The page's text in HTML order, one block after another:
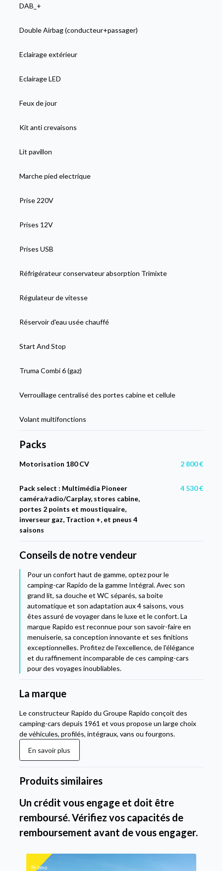
DAB_+
Double Airbag (conducteur+passager)
Eclairage extérieur
Eclairage LED
Feux de jour
Kit anti crevaisons
Lit pavillon
Marche pied electrique
Prise 220V
Prises 12V
Prises USB
Réfrigérateur conservateur absorption Trimixte
Régulateur de vitesse
Réservoir d'eau usée chauffé
Start And Stop
Truma Combi 6 (gaz)
Verrouillage centralisé des portes cabine et cellule
Volant multifonctions
Packs
Motorisation 180 CV 2 800 €
Pack select : Multimédia Pioneer
caméra/radio/Carplay, stores cabine,
portes 2 points et moustiquaire,
inverseur gaz, Traction +, et pneus 4
saisons
4 530 €
Conseils de notre vendeur
Pour un confort haut de gamme, optez pour le
camping-car Rapido de la gamme Intégral. Avec son
grand lit, sa douche et WC séparés, sa boite
automatique et son adaptation aux 4 saisons, vous
êtes assuré de voyager dans le luxe et le confort. La
marque Rapido est reconnue pour son savoir-faire en
menuiserie, sa conception innovante et ses finitions
exceptionnelles. Profitez de l'excellence, de l'élégance
et du raffinement incomparable de ces camping-cars
pour des voyages inoubliables.
La marque
Le constructeur Rapido du Groupe Rapido conçoit des
camping-cars depuis 1961 et vous propose un large choix
de véhicules, profilés, intégraux, vans ou fourgons.
En savoir plus
Produits similaires
Un crédit vous engage et doit être
remboursé. Vérifiez vos capacités de
remboursement avant de vous engager.
Promo